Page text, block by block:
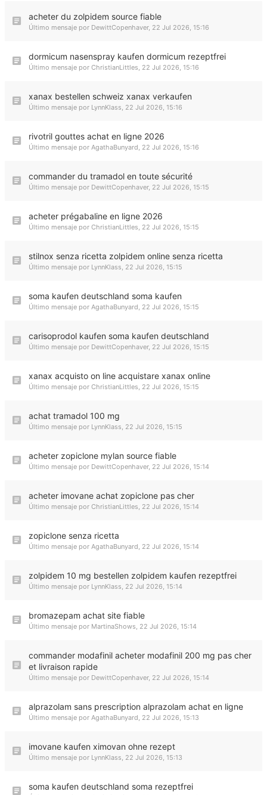
acheter du zolpidem source fiable
Último mensaje por DewittCopenhaver, 22 Jul 2026, 15:16
dormicum nasenspray kaufen dormicum rezeptfrei
Último mensaje por ChristianLittles, 22 Jul 2026, 15:16
xanax bestellen schweiz xanax verkaufen
Último mensaje por LynnKlass, 22 Jul 2026, 15:16
rivotril gouttes achat en ligne 2026
Último mensaje por AgathaBunyard, 22 Jul 2026, 15:16
commander du tramadol en toute sécurité
Último mensaje por DewittCopenhaver, 22 Jul 2026, 15:15
acheter prégabaline en ligne 2026
Último mensaje por ChristianLittles, 22 Jul 2026, 15:15
stilnox senza ricetta zolpidem online senza ricetta
Último mensaje por LynnKlass, 22 Jul 2026, 15:15
soma kaufen deutschland soma kaufen
Último mensaje por AgathaBunyard, 22 Jul 2026, 15:15
carisoprodol kaufen soma kaufen deutschland
Último mensaje por DewittCopenhaver, 22 Jul 2026, 15:15
xanax acquisto on line acquistare xanax online
Último mensaje por ChristianLittles, 22 Jul 2026, 15:15
achat tramadol 100 mg
Último mensaje por LynnKlass, 22 Jul 2026, 15:15
acheter zopiclone mylan source fiable
Último mensaje por DewittCopenhaver, 22 Jul 2026, 15:14
acheter imovane achat zopiclone pas cher
Último mensaje por ChristianLittles, 22 Jul 2026, 15:14
zopiclone senza ricetta
Último mensaje por AgathaBunyard, 22 Jul 2026, 15:14
zolpidem 10 mg bestellen zolpidem kaufen rezeptfrei
Último mensaje por LynnKlass, 22 Jul 2026, 15:14
bromazepam achat site fiable
Último mensaje por MartinaShows, 22 Jul 2026, 15:14
commander modafinil acheter modafinil 200 mg pas cher
et livraison rapide
Último mensaje por DewittCopenhaver, 22 Jul 2026, 15:14
alprazolam sans prescription alprazolam achat en ligne
Último mensaje por AgathaBunyard, 22 Jul 2026, 15:13
imovane kaufen ximovan ohne rezept
Último mensaje por LynnKlass, 22 Jul 2026, 15:13
soma kaufen deutschland soma rezeptfrei